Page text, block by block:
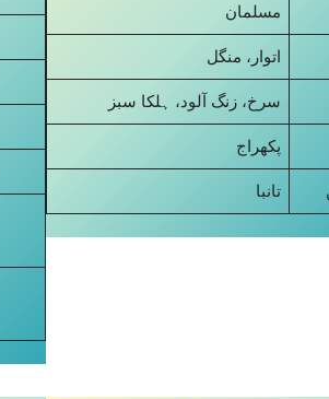
مسلمان
اتوار، منگل
سرخ، زنگ آلود، ہلکا سبز
پکھراج
تانبا